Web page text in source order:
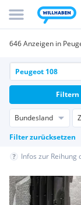
646 Anzeigen in
Bundesland
Filter zurücksetzen
Filtern
Infos zur Reihung